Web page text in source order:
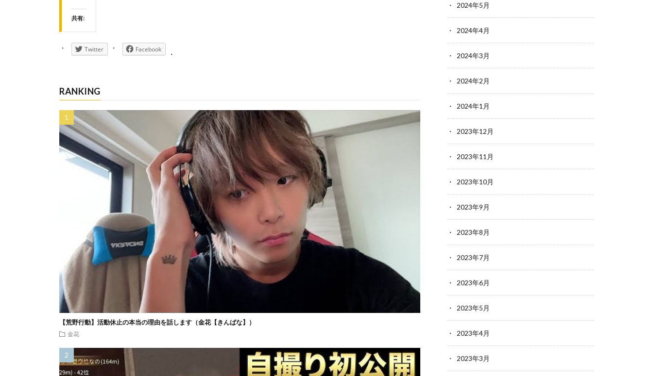
共有:
Twitter Facebook
RANKING
【荒野行動】活動休止の本当の理由を話します（金花【きんばな】）
金花
2024年5月
2024年4月
2024年3月
2024年2月
2024年1月
2023年12月
2023年11月
2023年10月
2023年9月
2023年8月
2023年7月
2023年6月
2023年5月
2023年4月
2023年3月